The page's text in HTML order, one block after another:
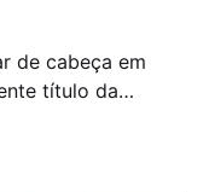
de cabeça em
título da
será que este